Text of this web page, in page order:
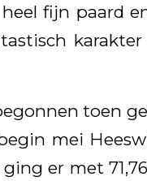
fijn paard
karakter
toen
mei
er met